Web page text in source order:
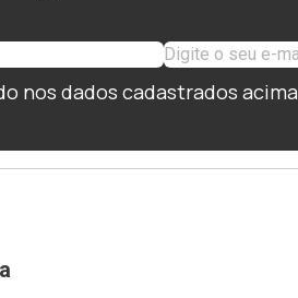
nos dados cadastrados acima